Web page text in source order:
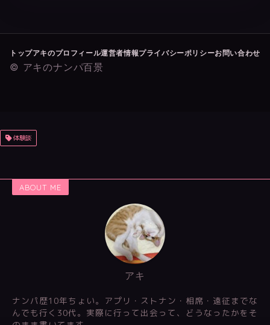
トップアキのプロフィール運営者情報プライバシーポリシーお問い合わせ
© アキのナンパ百景
体験談
ABOUT ME
アキ
ナンパ歴10年ちょい。アプリ・ストナン・相席・遠征までな
んでも行く30代。実際に行って出会って、どうなったかをそ